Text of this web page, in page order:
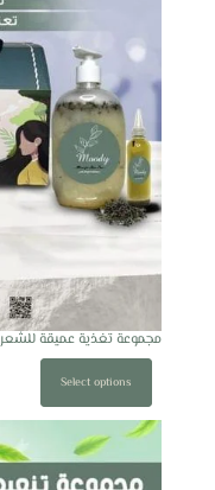
مجموعة تغذية عميقة للشعر
Select options